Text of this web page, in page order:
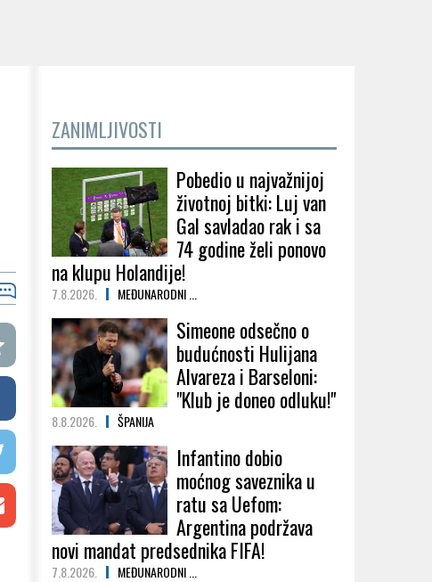
ZANIMLJIVOSTI
Pobedio u najvažnijoj
životnoj bitki: Luj van
Gal savladao rak i sa
74 godine želi ponovo
na klupu Holandije!
7.8.2026. MEĐUNARODNI ...
Simeone odsečno o
budućnosti Hulijana
Alvareza i Barseloni:
"Klub je doneo odluku!"
8.8.2026. ŠPANIJA
Infantino dobio
moćnog saveznika u
ratu sa Uefom:
Argentina podržava
novi mandat predsednika FIFA!
7.8.2026. MEĐUNARODNI ...